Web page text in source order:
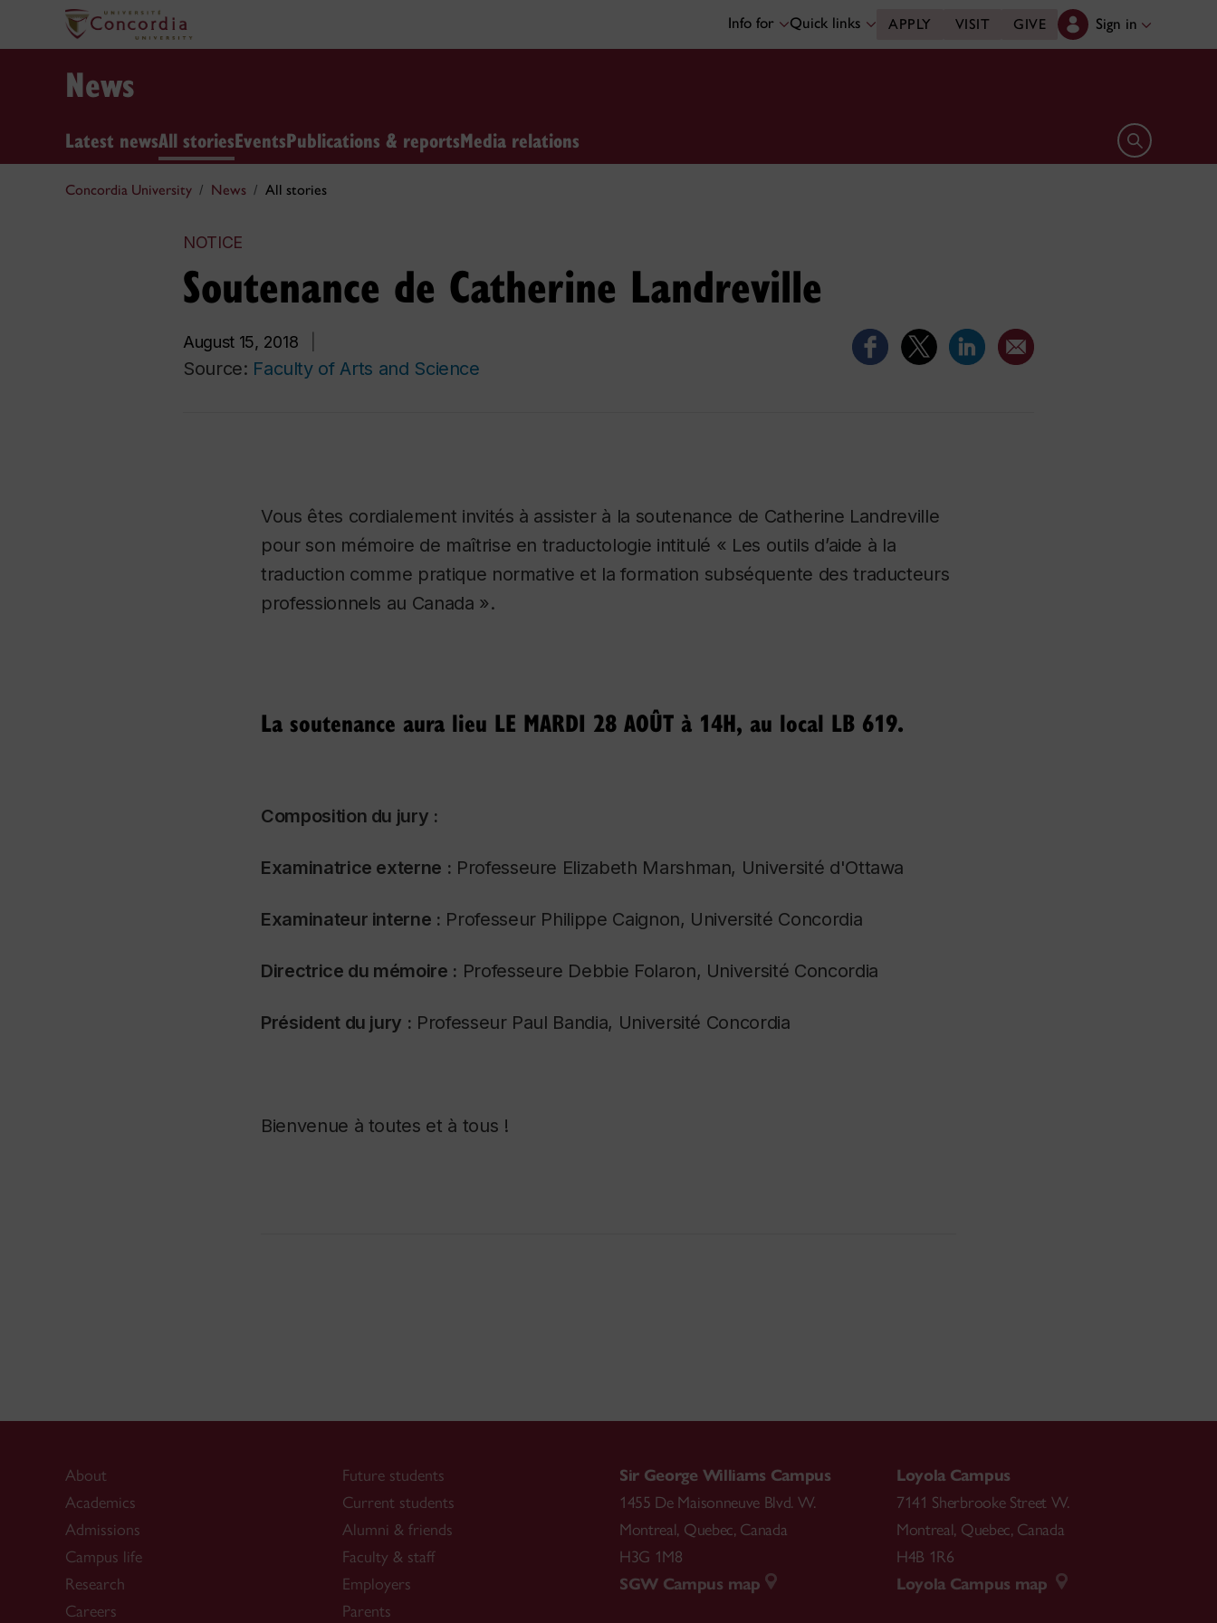
Info for Quick links APPLY VISIT GIVE Sign in
News
Latest newsAll storiesEventsPublications & reportsMedia relations Open search
Concordia University News All stories
NOTICE
Soutenance de Catherine Landreville
August 15, 2018
Source: Faculty of Arts and Science
Vous êtes cordialement invités à assister à la soutenance de Catherine Landreville
pour son mémoire de maîtrise en traductologie intitulé « Les outils d’aide à la
traduction comme pratique normative et la formation subséquente des traducteurs
professionnels au Canada ».
La soutenance aura lieu LE MARDI 28 AOÛT à 14H, au local LB 619.
Composition du jury :
Examinatrice externe : Professeure Elizabeth Marshman, Université d'Ottawa
Examinateur interne : Professeur Philippe Caignon, Université Concordia
Directrice du mémoire : Professeure Debbie Folaron, Université Concordia
Président du jury : Professeur Paul Bandia, Université Concordia
Bienvenue à toutes et à tous ! ​
About
Academics
Admissions
Campus life
Research
Careers
Future students
Current students
Alumni & friends
Faculty & staff
Employers
Parents
Sir George Williams Campus
1455 De Maisonneuve Blvd. W.
Montreal, Quebec, Canada
H3G 1M8
SGW Campus map
Loyola Campus
7141 Sherbrooke Street W.
Montreal, Quebec, Canada
H4B 1R6
Loyola Campus map